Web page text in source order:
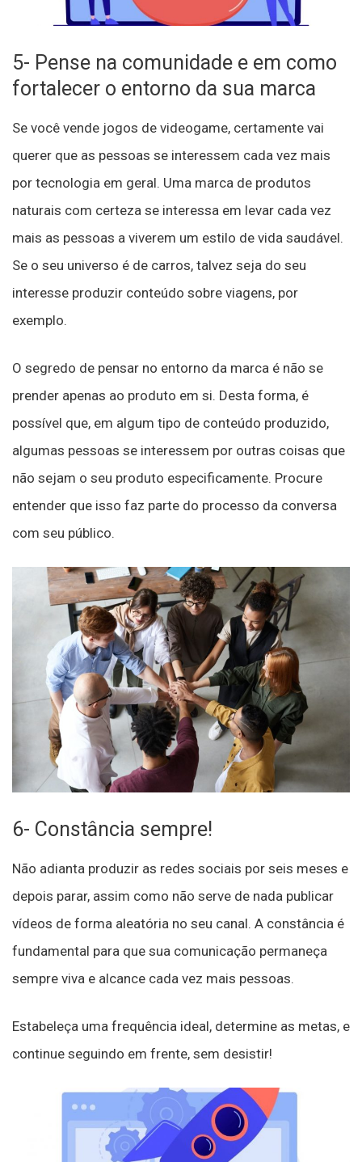
5- Pense na comunidade e em como
fortalecer o entorno da sua marca
Se você vende jogos de videogame, certamente vai
querer que as pessoas se interessem cada vez mais
por tecnologia em geral. Uma marca de produtos
naturais com certeza se interessa em levar cada vez
mais as pessoas a viverem um estilo de vida saudável.
Se o seu universo é de carros, talvez seja do seu
interesse produzir conteúdo sobre viagens, por
exemplo.
O segredo de pensar no entorno da marca é não se
prender apenas ao produto em si. Desta forma, é
possível que, em algum tipo de conteúdo produzido,
algumas pessoas se interessem por outras coisas que
não sejam o seu produto especificamente. Procure
entender que isso faz parte do processo da conversa
com seu público.
6- Constância sempre!
Não adianta produzir as redes sociais por seis meses e
depois parar, assim como não serve de nada publicar
vídeos de forma aleatória no seu canal. A constância é
fundamental para que sua comunicação permaneça
sempre viva e alcance cada vez mais pessoas.
Estabeleça uma frequência ideal, determine as metas, e
continue seguindo em frente, sem desistir!